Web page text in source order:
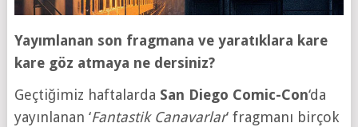
Yayımlanan son fragmana ve yaratıklara kare
kare göz atmaya ne dersiniz?
Geçtiğimiz haftalarda San Diego Comic-Con‘da
yayınlanan ‘Fantastik Canavarlar‘ fragmanı birçok